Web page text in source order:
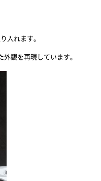
入れます。
観を再現しています。